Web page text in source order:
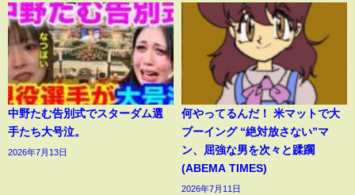
中野たむ告別式でスターダム選
手たち大号泣。
2026年7月13日
何やってるんだ！ 米マットで大
ブーイング “絶対放さない”マ
ン、屈強な男を次々と蹂躙
(ABEMA TIMES)
2026年7月11日